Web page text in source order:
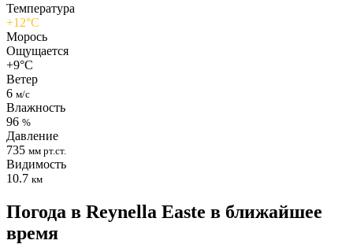
Температура
+12°C
Морось
Ощущается
+9°C
Ветер
6 м/с
Влажность
96 %
Давление
735 мм рт.ст.
Видимость
10.7 км
Погода в Reynella Eastе в ближайшее
время